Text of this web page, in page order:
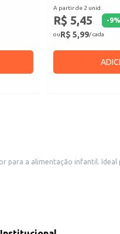
A partir de 2 unid.
R$ 5,45 -9%
ouR$ 5,99/ cada
para a alimentação infantil.